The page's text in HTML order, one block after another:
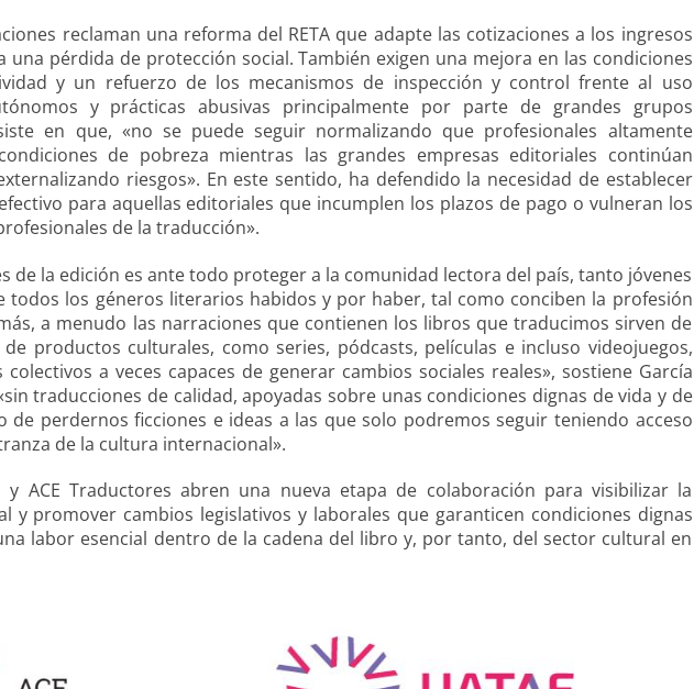
reclaman una reforma del RETA que adapte las cotizaciones a los ingresos
una pérdida de protección social. También exigen una mejora en las condiciones
y un refuerzo de los mecanismos de inspección y control frente al uso
y prácticas abusivas principalmente por parte de grandes grupos
en que, «no se puede seguir normalizando que profesionales altamente
de pobreza mientras las grandes empresas editoriales continúan
riesgos». En este sentido, ha defendido la necesidad de establecer
para aquellas editoriales que incumplen los plazos de pago o vulneran los
de la traducción».
de la edición es ante todo proteger a la comunidad lectora del país, tanto jóvenes
todos los géneros literarios habidos y por haber, tal como conciben la profesión
a menudo las narraciones que contienen los libros que traducimos sirven de
productos culturales, como series, pódcasts, películas e incluso videojuegos,
a veces capaces de generar cambios sociales reales», sostiene García
traducciones de calidad, apoyadas sobre unas condiciones dignas de vida y de
de perdernos ficciones e ideas a las que solo podremos seguir teniendo acceso
de la cultura internacional».
y ACE Traductores abren una nueva etapa de colaboración para visibilizar la
y promover cambios legislativos y laborales que garanticen condiciones dignas
labor esencial dentro de la cadena del libro y, por tanto, del sector cultural en